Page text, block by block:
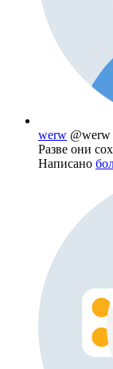
werw @werw
Разве они
Написано